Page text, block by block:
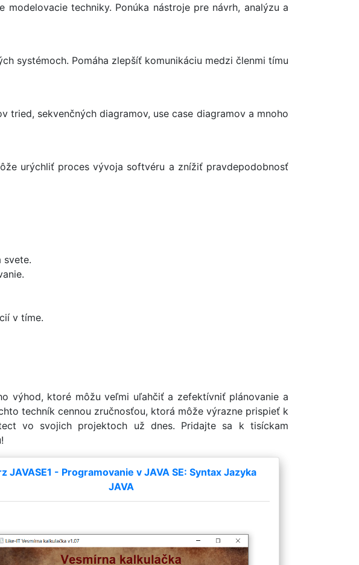
techniky. Ponúka nástroje pre návrh, analýzu a
systémoch. Pomáha zlepšíť komunikáciu medzi členmi tímu
sekvenčných diagramov, use case diagramov a mnoho
urýchliť proces vývoja softvéru a znížiť pravdepodobnosť
svete.
v tíme.
výhod, ktoré môžu veľmi uľahčiť a zefektívniť plánovanie a
techník cennou zručnosťou, ktorá môže výrazne prispieť k
vo svojich projektoch už dnes. Pridajte sa k tisíckam
JAVASE1 - Programovanie v JAVA SE: Syntax Jazyka
JAVA